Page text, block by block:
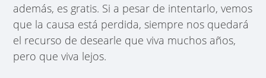
además, es gratis. Si a pesar de intentarlo, vemos
que la causa está perdida, siempre nos quedará
el recurso de desearle que viva muchos años,
pero que viva lejos.